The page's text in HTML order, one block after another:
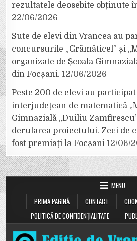
rezultatele deosebite obținute
22/06/2026
Sute de elevi din Vrancea au
concursurile „Grămăticel” și
organizate de Școala
din Focșani. 12/06/2026
Peste 200 de elevi au
interjudețean de matematică
Gimnazială „Duiliu
derularea proiectului. Zeci de
fost premiați la Focșani 12/06/
MENU
PRIMA PAGINĂ
CONTACT
POLITICĂ DE CONFIDENȚIALITATE